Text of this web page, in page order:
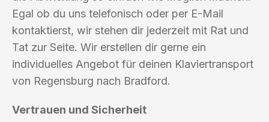
Egal ob du uns telefonisch oder per E-Mail
kontaktierst, wir stehen dir jederzeit mit Rat und
Tat zur Seite. Wir erstellen dir gerne ein
individuelles Angebot für deinen Klaviertransport
von Regensburg nach Bradford.
Vertrauen und Sicherheit